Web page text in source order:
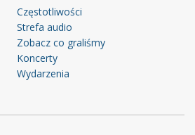
Częstotliwości
Strefa audio
Zobacz co graliśmy
Koncerty
Wydarzenia